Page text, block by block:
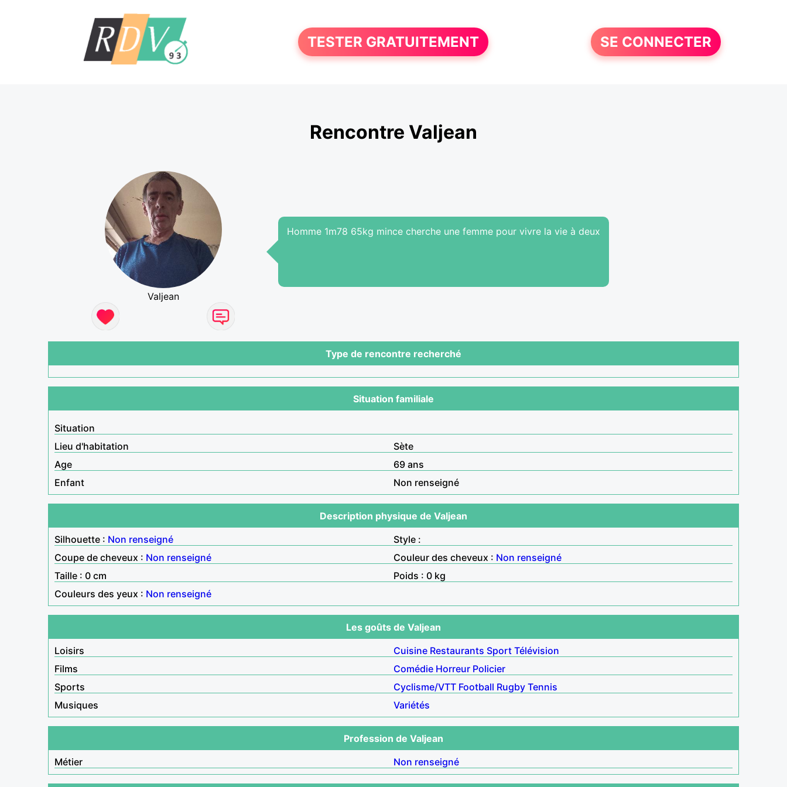
TESTER GRATUITEMENT SE CONNECTER
Rencontre Valjean
Valjean
Homme 1m78 65kg mince cherche une femme pour vivre la vie à deux
Type de rencontre recherché
Situation familiale
Situation
Lieu d'habitation
Sète
Age
69 ans
Enfant
Non renseigné
Description physique de Valjean
Silhouette : Non renseigné
Style :
Coupe de cheveux : Non renseigné Couleur des cheveux : Non renseigné
Taille : 0 cm
Poids : 0 kg
Couleurs des yeux : Non renseigné
Les goûts de Valjean
Loisirs
Cuisine Restaurants Sport Télévision
Films
Comédie Horreur Policier
Sports
Cyclisme/VTT Football Rugby Tennis
Musiques
Variétés
Profession de Valjean
Métier
Non renseigné